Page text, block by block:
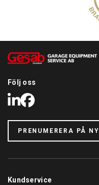
Följ oss
LinkedIn
Facebook
PRENUMERERA PÅ
Kundservice